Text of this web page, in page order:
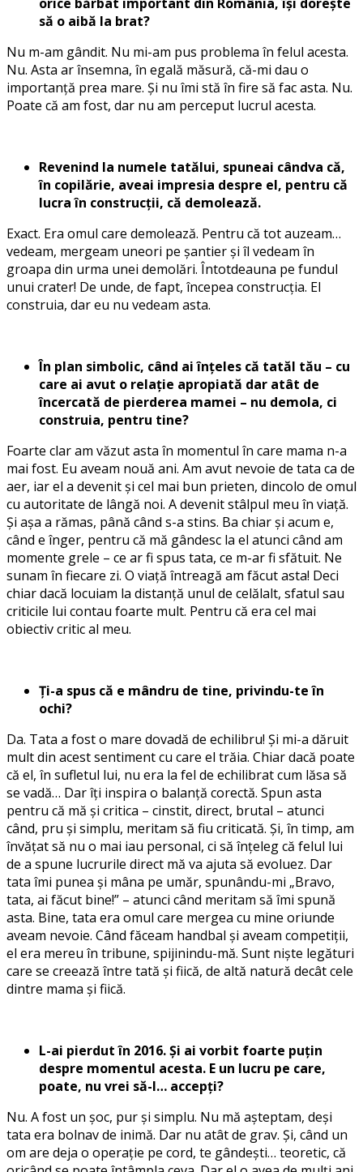
să o aibă la brat?
Nu m-am gândit. Nu mi-am pus problema în felul acesta.
Nu. Asta ar însemna, în egală măsură, că-mi dau o
importanță prea mare. Și nu îmi stă în fire să fac asta. Nu.
Poate că am fost, dar nu am perceput lucrul acesta.
Revenind la numele tatălui, spuneai cândva că,
în copilărie, aveai impresia despre el, pentru că
lucra în construcții, că demolează.
Exact. Era omul care demolează. Pentru că tot auzeam…
vedeam, mergeam uneori pe șantier și îl vedeam în
groapa din urma unei demolări. Întotdeauna pe fundul
unui crater! De unde, de fapt, începea construcția. El
construia, dar eu nu vedeam asta.
În plan simbolic, când ai înțeles că tatăl tău – cu
care ai avut o relație apropiată dar atât de
încercată de pierderea mamei – nu demola, ci
construia, pentru tine?
Foarte clar am văzut asta în momentul în care mama n-a
mai fost. Eu aveam nouă ani. Am avut nevoie de tata ca de
aer, iar el a devenit și cel mai bun prieten, dincolo de omul
cu autoritate de lângă noi. A devenit stâlpul meu în viață.
Și așa a rămas, până când s-a stins. Ba chiar și acum e,
când e înger, pentru că mă gândesc la el atunci când am
momente grele – ce ar fi spus tata, ce m-ar fi sfătuit. Ne
sunam în fiecare zi. O viață întreagă am făcut asta! Deci
chiar dacă locuiam la distanță unul de celălalt, sfatul sau
criticile lui contau foarte mult. Pentru că era cel mai
obiectiv critic al meu.
Ți-a spus că e mândru de tine, privindu-te în
ochi?
Da. Tata a fost o mare dovadă de echilibru! Și mi-a dăruit
mult din acest sentiment cu care el trăia. Chiar dacă poate
că el, în sufletul lui, nu era la fel de echilibrat cum lăsa să
se vadă… Dar îți inspira o balanță corectă. Spun asta
pentru că mă și critica – cinstit, direct, brutal – atunci
când, pru și simplu, meritam să fiu criticată. Și, în timp, am
învățat să nu o mai iau personal, ci să înțeleg că felul lui
de a spune lucrurile direct mă va ajuta să evoluez. Dar
tata îmi punea și mâna pe umăr, spunându-mi „Bravo,
tata, ai făcut bine!” – atunci când meritam să îmi spună
asta. Bine, tata era omul care mergea cu mine oriunde
aveam nevoie. Când făceam handbal și aveam competiții,
el era mereu în tribune, spijinindu-mă. Sunt niște legături
care se creează între tată și fiică, de altă natură decât cele
dintre mama și fiică.
L-ai pierdut în 2016. Și ai vorbit foarte puțin
despre momentul acesta. E un lucru pe care,
poate, nu vrei să-l… accepți?
Nu. A fost un șoc, pur și simplu. Nu mă așteptam, deși
tata era bolnav de inimă. Dar nu atât de grav. Și, când un
om are deja o operație pe cord, te gândești… teoretic, că